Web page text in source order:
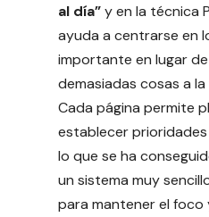
al día”y en la técnica
ayuda a centrarse en
importante en lugar
demasiadas cosas a la
Cada página permite
establecer
lo que se ha
un sistema muy
para mantener el foco